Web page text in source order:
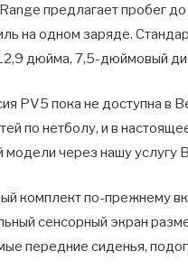
предлагает пробег
на одном заряде.
дюйма, 7,5-дюймовый
PV5 пока не доступна в
по нетболу, и в
через нашу услугу
комплект по-прежнему
сенсорный экран
передние сиденья,